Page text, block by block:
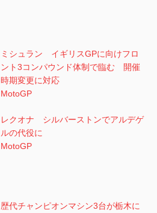
ミシュラン イギリスGPに向けフロ
ント3コンパウンド体制で臨む 開催
時期変更に対応
MotoGP
レクオナ シルバーストンでアルデゲ
ルの代役に
MotoGP
歴代チャンピオンマシン3台が栃木に